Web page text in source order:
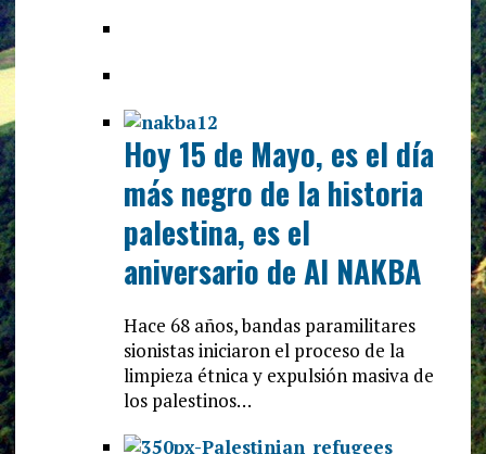
Hoy 15 de Mayo, es el día
más negro de la historia
palestina, es el
aniversario de Al NAKBA
Hace 68 años, bandas paramilitares
sionistas iniciaron el proceso de la
limpieza étnica y expulsión masiva de
los palestinos…